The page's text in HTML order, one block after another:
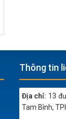
Thông tin
Địa chỉ: 13
Tam Bình,